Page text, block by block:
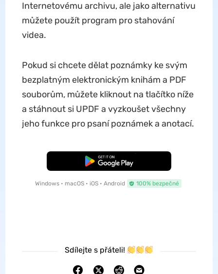
Internetovému archivu, ale jako alternativu
můžete použít program pro stahování
videa.
Pokud si chcete dělat poznámky ke svým
bezplatným elektronickým knihám a PDF
souborům, můžete kliknout na tlačítko níže
a stáhnout si UPDF a vyzkoušet všechny
jeho funkce pro psaní poznámek a anotací.
Bezplatné stažení
Windows • macOS • iOS • Android 100% bezpečné
Sdílejte s přáteli!